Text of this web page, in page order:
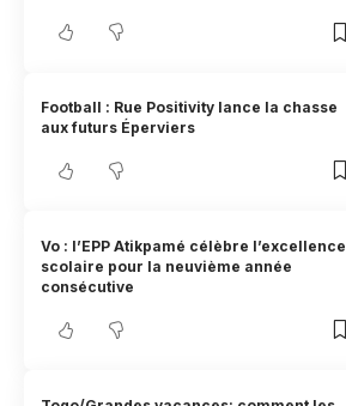
Football : Rue Positivity lance la chasse
aux futurs Éperviers
Vo : l’EPP Atikpamé célèbre l’excellence
scolaire pour la neuvième année
consécutive